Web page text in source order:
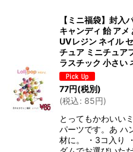
並び順:
【ミニ福袋】封入
キャンディ 飴 アメ
UVレジン ネイル
チュア ミニチュア
ラスチック 小さい
77円(税別)
(税込: 85円)
とってもかわいい
パーツです。あ ハ
材に。 ・3コ入り